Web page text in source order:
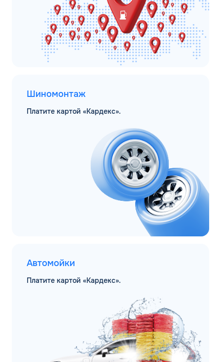
Шиномонтаж
Платите картой «Кардекс».
Автомойки
Платите картой «Кардекс».